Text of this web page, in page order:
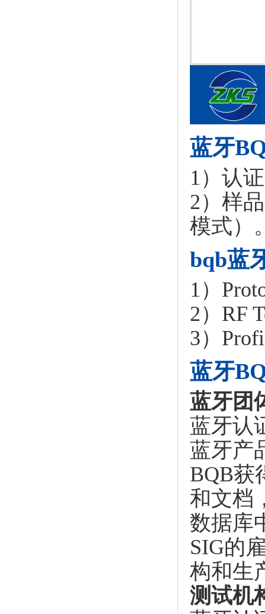
蓝牙
1）认
2）样
模式）
bqb蓝
1）
2）RF
3）
蓝牙
蓝牙团
蓝牙认
蓝牙产
BQB获
和文档
数据库
SIG的
构和生
测试机